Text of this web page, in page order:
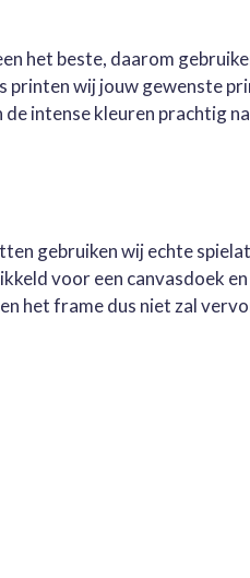
het beste, daarom
wij jouw gewenste
intense kleuren prachtig
gebruiken wij echte
voor een canvasdoek
het frame dus niet zal